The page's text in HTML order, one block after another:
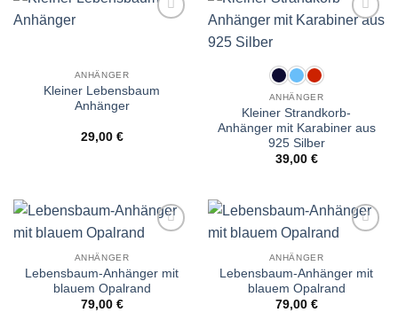
ANHÄNGER
Kleiner Lebensbaum
Anhänger
29,00 €
ANHÄNGER
Kleiner Strandkorb-
Anhänger mit Karabiner aus
925 Silber
39,00 €
ANHÄNGER
Lebensbaum-Anhänger mit
blauem Opalrand
79,00 €
ANHÄNGER
Lebensbaum-Anhänger mit
blauem Opalrand
79,00 €